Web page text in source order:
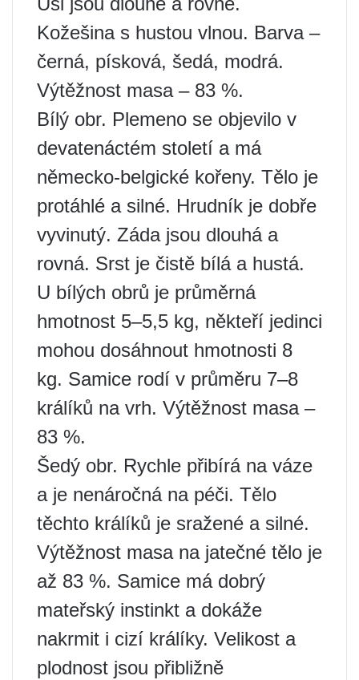
Kožešina s hustou vlnou. Barva –
černá, písková, šedá, modrá.
Výtěžnost masa – 83 %.
Bílý obr. Plemeno se objevilo v
devatenáctém století a má
německo-belgické kořeny. Tělo je
protáhlé a silné. Hrudník je dobře
vyvinutý. Záda jsou dlouhá a
rovná. Srst je čistě bílá a hustá.
U bílých obrů je průměrná
hmotnost 5–5,5 kg, někteří jedinci
mohou dosáhnout hmotnosti 8
kg. Samice rodí v průměru 7–8
králíků na vrh. Výtěžnost masa –
83 %.
Šedý obr. Rychle přibírá na váze
a je nenáročná na péči. Tělo
těchto králíků je sražené a silné.
Výtěžnost masa na jatečné tělo je
až 83 %. Samice má dobrý
mateřský instinkt a dokáže
nakrmit i cizí králíky. Velikost a
plodnost jsou přibližně